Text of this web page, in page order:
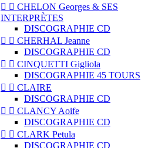
  CHELON Georges & SES
INTERPRÈTES
DISCOGRAPHIE CD
  CHERHAL Jeanne
DISCOGRAPHIE CD
  CINQUETTI Gigliola
DISCOGRAPHIE 45 TOURS
  CLAIRE
DISCOGRAPHIE CD
  CLANCY Aoife
DISCOGRAPHIE CD
  CLARK Petula
DISCOGRAPHIE CD